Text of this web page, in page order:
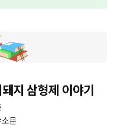
지 삼형제 이야기
문